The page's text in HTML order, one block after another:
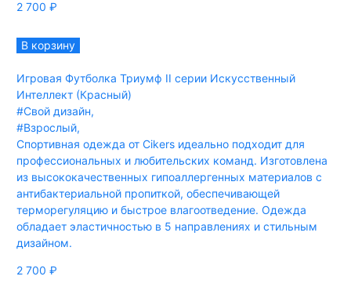
2 700 ₽
В корзину
Игровая Футболка Триумф II серии Искусственный
Интеллект (Красный)
#Свой дизайн,
#Взрослый,
Спортивная одежда от Cikers идеально подходит для
профессиональных и любительских команд. Изготовлена
из высококачественных гипоаллергенных материалов с
антибактериальной пропиткой, обеспечивающей
терморегуляцию и быстрое влагоотведение. Одежда
обладает эластичностью в 5 направлениях и стильным
дизайном.
2 700 ₽